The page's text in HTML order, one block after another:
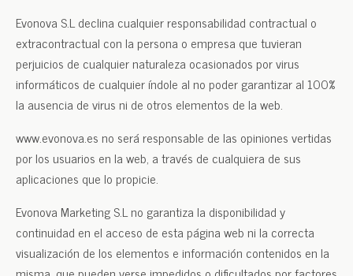
Evonova S.L declina cualquier responsabilidad contractual o
extracontractual con la persona o empresa que tuvieran
perjuicios de cualquier naturaleza ocasionados por virus
informáticos de cualquier índole al no poder garantizar al 100%
la ausencia de virus ni de otros elementos de la web.
www.evonova.es no será responsable de las opiniones vertidas
por los usuarios en la web, a través de cualquiera de sus
aplicaciones que lo propicie.
Evonova Marketing S.L no garantiza la disponibilidad y
continuidad en el acceso de esta página web ni la correcta
visualización de los elementos e información contenidos en la